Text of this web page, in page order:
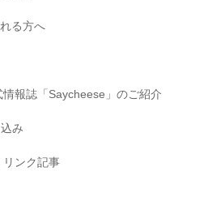
る方へ
報誌「Saycheese」のご紹介
み
ンク記事